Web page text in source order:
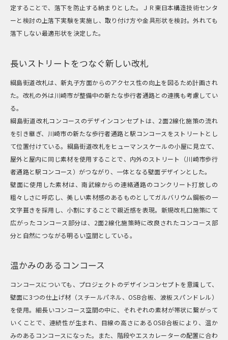
定することで、落下を防止する納まりとした。ＪＲ東日本構造技術センタ
ーと検討の上落下実験を実施し、取り付け方や金具形状を検討。外れても
落下しない最適形状を決定した。
長いストリートをつなぐ新しい改札
綱島街道改札は、新丸子方面からのアクセス性の向上を図るため計画され
た。改札の外は川崎市が整備中の新たな歩行者通路との連携も考慮してい
る。
綱島街道改札コンコースのデザインコンセプトは、2面2線化施策の流れ
を引き継ぎ、川崎市の新たな歩行者通路と駅コンコースをストリートとし
て位置付けている。綱島街道改札をヒューマンスケールの小屋に見立て、
屋外と屋内に同じ素材を使用することで、内外のストリート（川崎市歩行
者通路と駅コンコース）がつながり、一体となる壁面デザインとした。
壁面に使用した素材は、南武線からの連絡通路のコンクリート打放しの
粗々しさに呼応し、美しい素材感のあるものとしてガルバリウム鋼板の一
文字葺きを採用し、小割にすることで親近感を表現。新規改札口施策にて
広がったコンコース部分は、2面2線化施策時に改良されたコンコース部
分と自然につながる明るい空間としている。
温かみのあるコンコース
コンコースについても、プロジェクトのデザインコンセプトを意識して、
壁面に3つの仕上げ材（スチールパネル、OSB合板、波板スパンドレル）
を使用。細長いコンコース空間の中に、それぞれの素材が帯状に繋がって
いくことで、連続性が生まれ、目線の高さにあるOSB合板により、温か
みのあるコンコースになった。また、階段やエスカレーターの配置に合わ